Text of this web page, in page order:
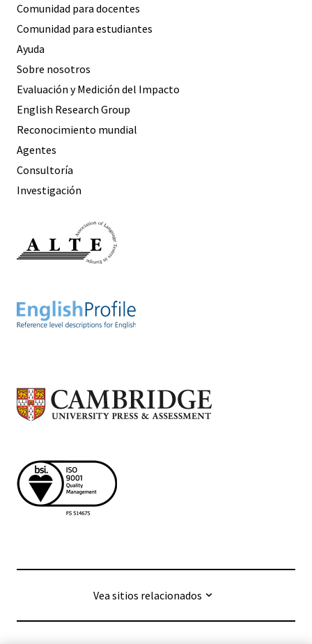
Comunidad para docentes
Comunidad para estudiantes
Ayuda
Sobre nosotros
Evaluación y Medición del Impacto
English Research Group
Reconocimiento mundial
Agentes
Consultoría
Investigación
Vea sitios relacionados